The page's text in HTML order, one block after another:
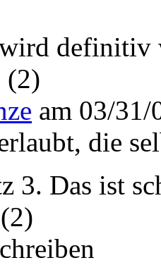
definitiv
(2)
am 03/31/
die
3. Das ist